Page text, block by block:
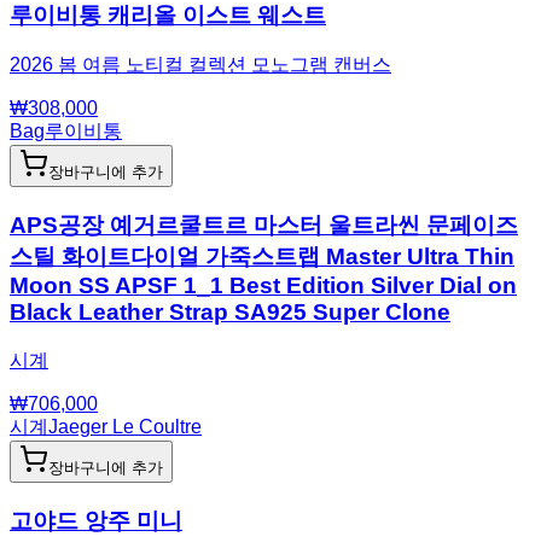
루이비통 캐리올 이스트 웨스트
2026 봄 여름 노티컬 컬렉션 모노그램 캔버스
₩308,000
Bag루이비통
장바구니에 추가
APS공장 예거르쿨트르 마스터 울트라씬 문페이즈
스틸 화이트다이얼 가죽스트랩 Master Ultra Thin
Moon SS APSF 1_1 Best Edition Silver Dial on
Black Leather Strap SA925 Super Clone
시계
₩706,000
시계 Jaeger Le Coultre
장바구니에 추가
고야드 앙주 미니